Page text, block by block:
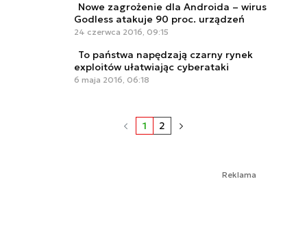
Nowe zagrożenie dla Androida – wirus
Godless atakuje 90 proc. urządzeń
24 czerwca 2016, 09:15
To państwa napędzają czarny rynek
exploitów ułatwiając cyberataki
6 maja 2016, 06:18
1 2
Reklama